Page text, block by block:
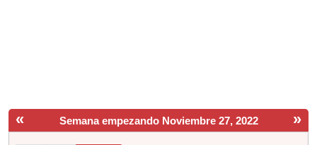
« »
Semana empezando Noviembre 27, 2022